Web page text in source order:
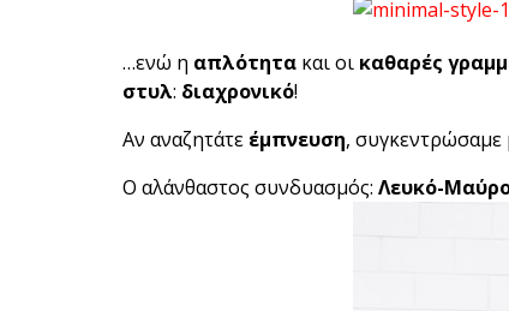
…ενώ η απλότητα και οι καθαρές
στυλ: διαχρονικό!
Αν αναζητάτε έμπνευση, συγκεντρώσαμε
Ο αλάνθαστος συνδυασμός: Λευκό-